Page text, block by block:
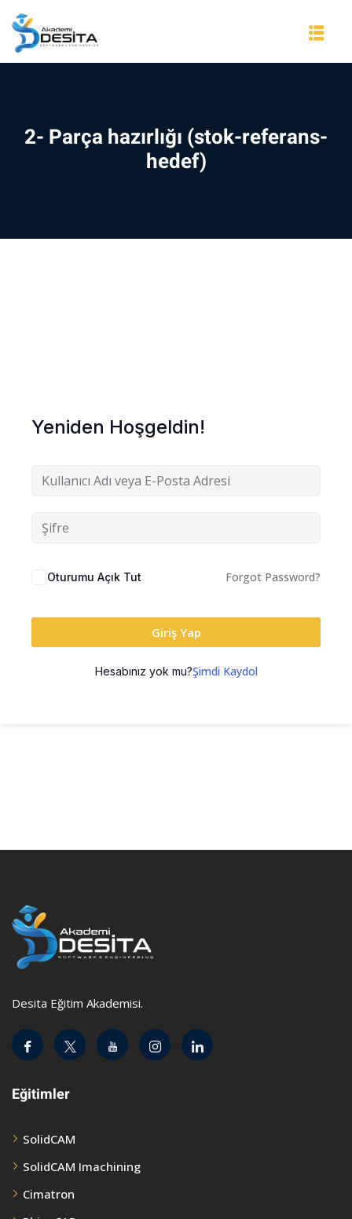
Skip
content
2- Parça hazırlığı (stok-referans-
hedef)
Yeniden Hoşgeldin!
Oturumu Açık Tut Forgot Password?
Giriş Yap
Hesabınız yok mu?Şimdi Kaydol
Desita Eğitim Akademisi.
Eğitimler
SolidCAM
SolidCAM Imachining
Cimatron